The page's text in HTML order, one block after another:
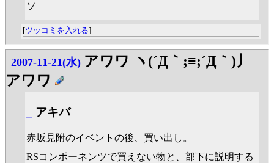
ソ
[ツッコミを入れる]
2007-11-21(水) アワワ ヽ(´Д｀;≡;´Д｀)丿
アワワ
アキバ
赤坂見附のイベントの後、買い出し。
RSコンポーネンツで買えない物と、部下に説明する